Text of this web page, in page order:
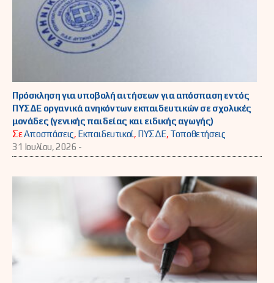
Πρόσκληση για υποβολή αιτήσεων για απόσπαση εντός
ΠΥΣΔΕ οργανικά ανηκόντων εκπαιδευτικών σε σχολικές
μονάδες (γενικής παιδείας και ειδικής αγωγής)
ΣεΑποσπάσεις, Εκπαιδευτικοί, ΠΥΣΔΕ, Τοποθετήσεις
31 Ιουλίου, 2026 -